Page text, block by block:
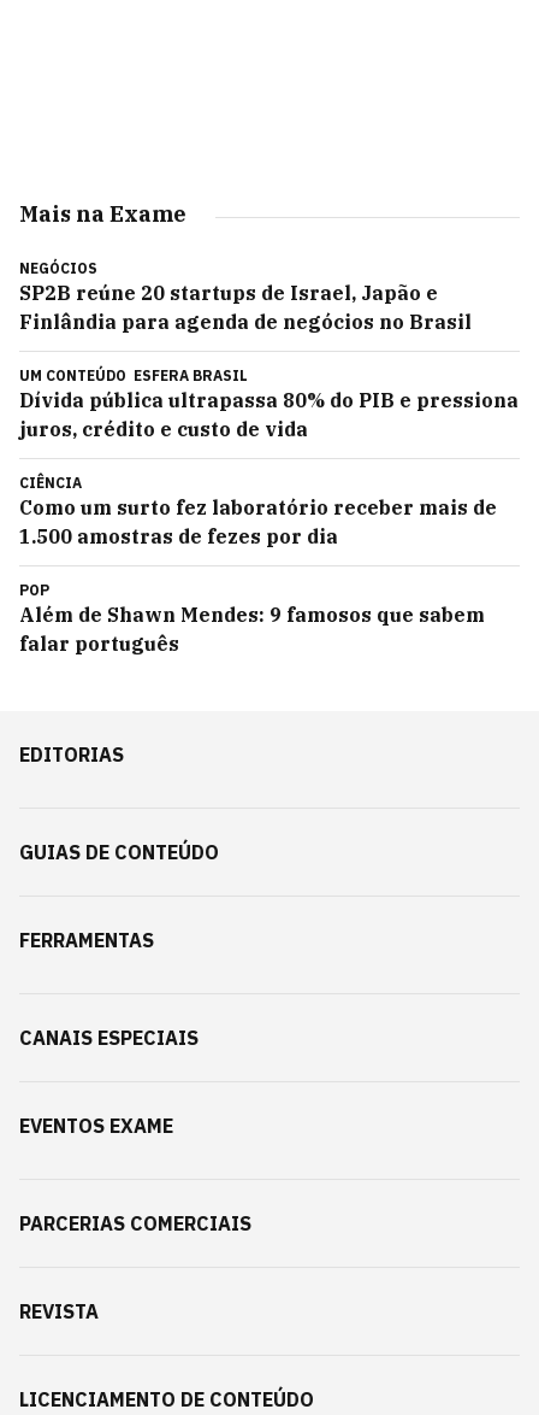
Mais na Exame
NEGÓCIOS
SP2B reúne 20 startups de Israel, Japão e
Finlândia para agenda de negócios no Brasil
UM CONTEÚDO ESFERA BRASIL
Dívida pública ultrapassa 80% do PIB e pressiona
juros, crédito e custo de vida
CIÊNCIA
Como um surto fez laboratório receber mais de
1.500 amostras de fezes por dia
POP
Além de Shawn Mendes: 9 famosos que sabem
falar português
EDITORIAS
GUIAS DE CONTEÚDO
FERRAMENTAS
CANAIS ESPECIAIS
EVENTOS EXAME
PARCERIAS COMERCIAIS
REVISTA
LICENCIAMENTO DE CONTEÚDO